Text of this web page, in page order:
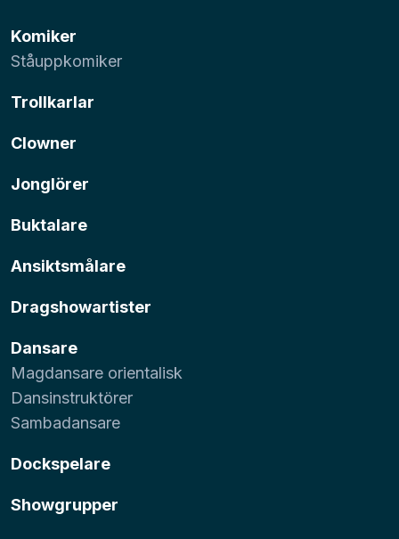
Komiker
Ståuppkomiker
Trollkarlar
Clowner
Jonglörer
Buktalare
Ansiktsmålare
Dragshowartister
Dansare
Magdansare orientalisk
Dansinstruktörer
Sambadansare
Dockspelare
Showgrupper